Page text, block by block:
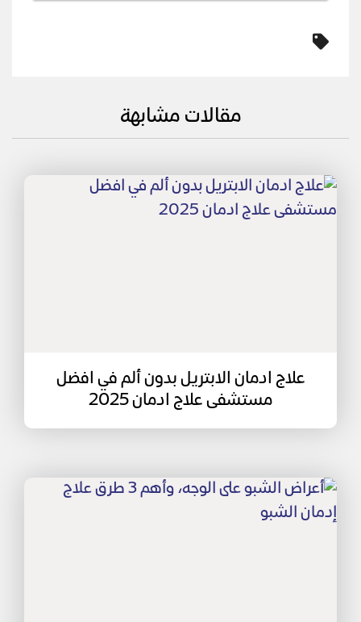
مقالات مشابهة
علاج ادمان الابتريل بدون ألم في افضل
مستشفى علاج ادمان 2025